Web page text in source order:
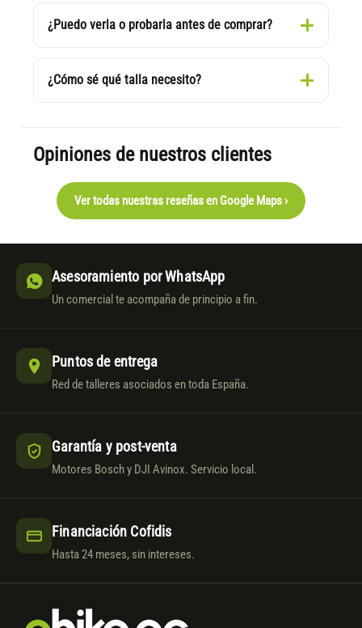
¿Puedo verla o probarla antes de comprar?
¿Cómo sé qué talla necesito?
Opiniones de nuestros clientes
Ver todas nuestras reseñas en Google Maps ›
Asesoramiento por WhatsApp
Un comercial te acompaña de principio a fin.
Puntos de entrega
Red de talleres asociados en toda España.
Garantía y post-venta
Motores Bosch y DJI Avinox. Servicio local.
Financiación Cofidis
Hasta 24 meses, sin intereses.